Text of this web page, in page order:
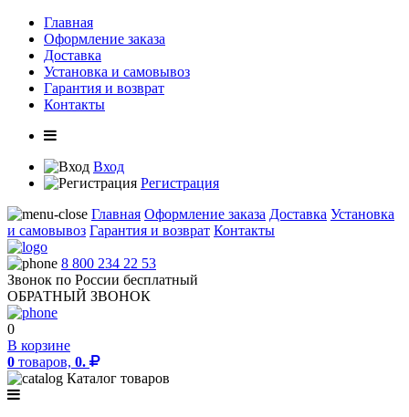
Главная
Оформление заказа
Доставка
Установка и самовывоз
Гарантия и возврат
Контакты
Вход
Регистрация
Главная Оформление заказа Доставка Установка
и самовывоз Гарантия и возврат Контакты
8 800 234 22 53
Звонок по России бесплатный
ОБРАТНЫЙ ЗВОНОК
0
В корзине
0 товаров, 0.
Каталог товаров